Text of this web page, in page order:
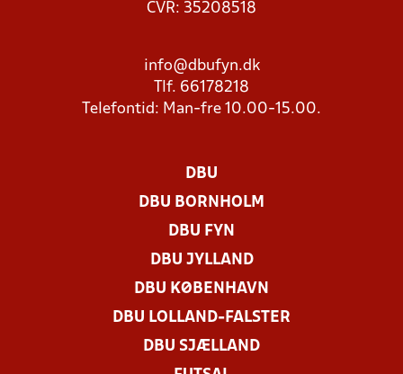
CVR: 35208518
info@dbufyn.dk
Tlf. 66178218
Telefontid: Man-fre 10.00-15.00.
DBU
DBU BORNHOLM
DBU FYN
DBU JYLLAND
DBU KØBENHAVN
DBU LOLLAND-FALSTER
DBU SJÆLLAND